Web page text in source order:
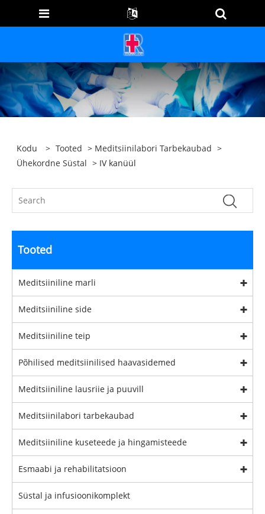
Kodu > Tooted > Meditsiinilabori Tarbekaubad >
Ühekordne Süstal > IV kanüül
Tooted
Meditsiiniline marli
Meditsiiniline side
Meditsiiniline teip
Põhilised meditsiinilised haavasidemed
Meditsiiniline lausriie ja puuvill
Meditsiinilabori tarbekaubad
Meditsiiniline kuseteede ja hingamisteede
Esmaabi ja rehabilitatsioon
Süstal ja infusioonikomplekt